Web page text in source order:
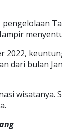
2022,
dari bulan
wisatanya.